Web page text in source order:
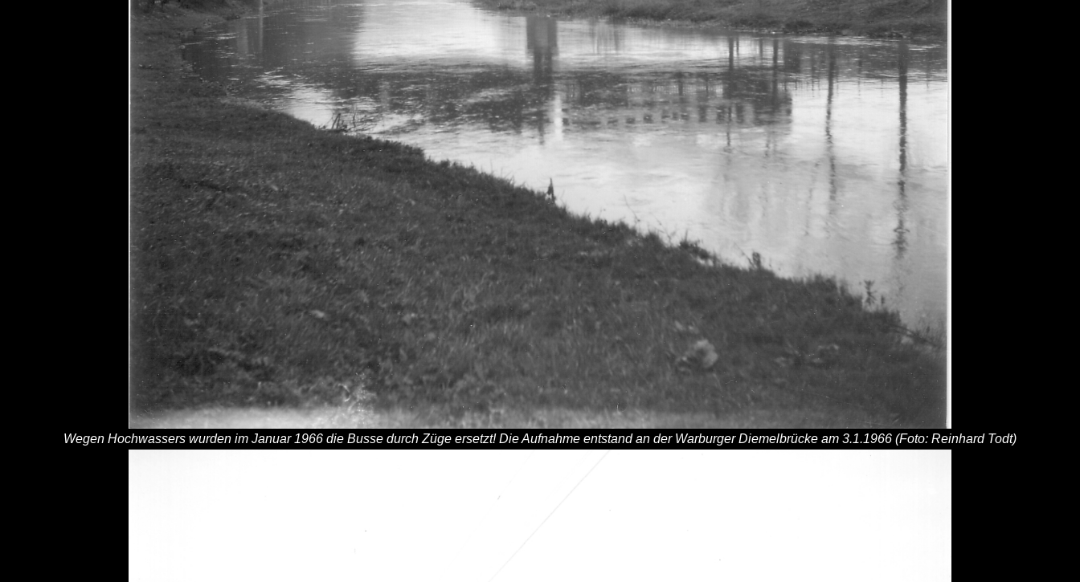
Wegen Hochwassers wurden im Januar 1966 die Busse durch Züge ersetzt! Die Aufnahme entstand an der Warburger Diemelbrücke am 3.1.1966 (Foto: Reinhard Todt)